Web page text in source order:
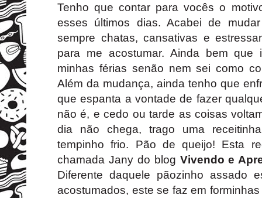
Tenho que contar para vocês o
esses últimos dias. Acabei de
sempre chatas, cansativas e
para me acostumar. Ainda bem que
minhas férias senão nem sei como
Além da mudança, ainda tenho que
que espanta a vontade de fazer
não é, e cedo ou tarde as coisas
dia não chega, trago uma
tempinho frio. Pão de queijo! Esta
chamada Jany do blog Vivendo e
Diferente daquele pãozinho assado
acostumados, este se faz em